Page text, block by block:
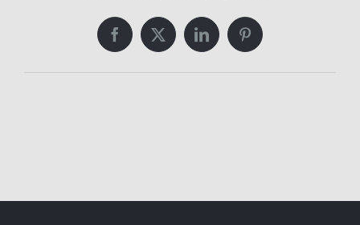
FacebookTwitterLinkedInPinterest